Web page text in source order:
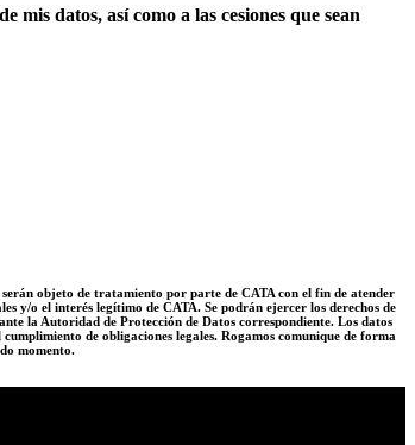
datos, así como a las cesiones que sean
objeto de tratamiento por parte de CATA con el fin de atender
y/o el interés legítimo de CATA. Se podrán ejercer los derechos de
la Autoridad de Protección de Datos correspondiente. Los datos
de obligaciones legales. Rogamos comunique de forma
momento.